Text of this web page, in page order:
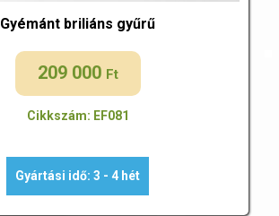
Gyémánt briliáns gyűrű
209 000 Ft
Cikkszám: EF081
Gyártási idő: 3 - 4 hét